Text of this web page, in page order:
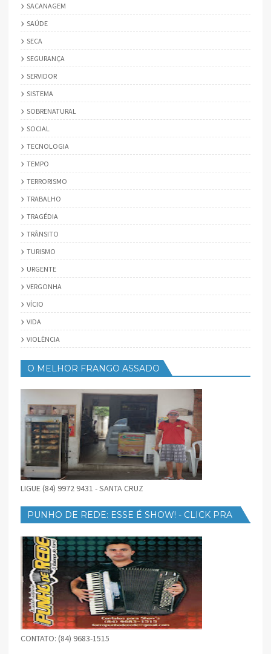
SACANAGEM
SAÚDE
SECA
SEGURANÇA
SERVIDOR
SISTEMA
SOBRENATURAL
SOCIAL
TECNOLOGIA
TEMPO
TERRORISMO
TRABALHO
TRAGÉDIA
TRÂNSITO
TURISMO
URGENTE
VERGONHA
VÍCIO
VIDA
VIOLÊNCIA
O MELHOR FRANGO ASSADO
LIGUE (84) 9972 9431 - SANTA CRUZ
PUNHO DE REDE: ESSE É SHOW! - CLICK PRA
CONTATO: (84) 9683-1515